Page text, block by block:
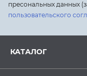
пресональных данных
пользовательского
КАТАЛОГ